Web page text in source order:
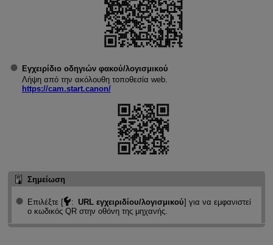
Εγχειρίδιο οδηγιών φακού/λογισμικού
Λήψη από την ακόλουθη τοποθεσία web.
https://cam.start.canon/
Σημείωση
Επιλέξτε [ : URL εγχειριδίου/λογισμικού] για να εμφανιστεί
ο κωδικός QR στην οθόνη της μηχανής.